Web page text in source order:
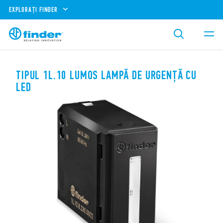
EXPLORAȚI FINDER
TIPUL 1L.10 LUMOS LAMPĂ DE URGENȚĂ CU
LED